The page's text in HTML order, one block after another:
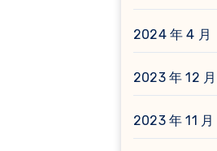
2024 年 4 月
2023 年 12 月
2023 年 11 月